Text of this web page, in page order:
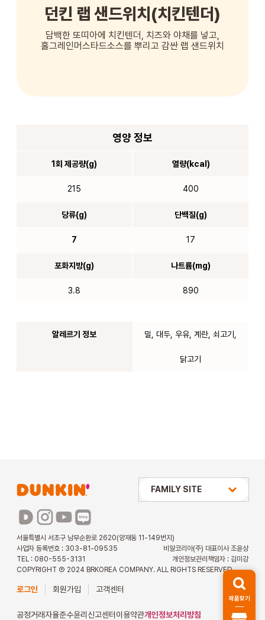
던킨 랩 샌드위치(치킨텐더)
담백한 또띠아에 치킨텐더, 치즈와 야채를 넣고,
홀그레인머스타드소스를 뿌리고 감싼 랩 샌드위치
영양 정보
1회 제공량(g)
215
열량(kcal)
400
당류(g)
7
단백질(g)
17
포화지방(g)
3.8
나트륨(mg)
890
알레르기 정보 밀, 대두, 우유, 계란, 쇠고기,
닭고기
서울특별시 서초구 남부순환로 2620(양재동 11-149번지)
사업자 등록번호 : 303-81-09535
비알코리아(주) 대표이사 조윤상
TEL : 080-555-3131
개인정보관리책임자 : 김미강
COPYRIGHT Ⓒ 2024 BRKOREA COMPANY. ALL RIGHTS RESERVED.
로그인 회원가입 고객센터
공정거래자율준수윤리신고센터 이용약관개인정보처리방침
상미당 HOLDINGS
파리바게뜨
파스쿠찌
FAMILY SITE
제품찾기